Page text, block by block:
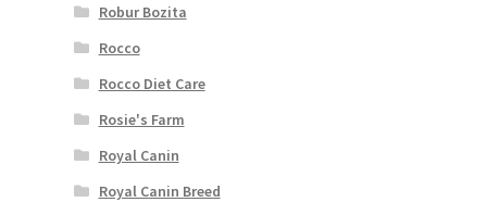
Robur Bozita
Rocco
Rocco Diet Care
Rosie's Farm
Royal Canin
Royal Canin Breed